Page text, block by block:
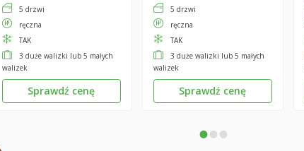
5 drzwi
ręczna
TAK
3 duże walizki lub 5 małych
walizek
Sprawdź cenę
5 drzwi
ręczna
TAK
3 duże walizki lub 5 małych
walizek
Sprawdź cenę
•••